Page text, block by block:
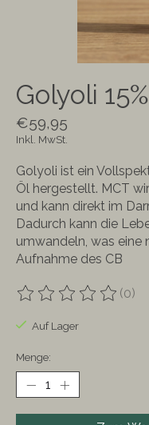
Golyoli
€59,95
Inkl. MwSt.
Golyoli ist ein
Öl hergestellt. MCT
und kann direkt im
Dadurch kann die
umwandeln, was eine
Aufnahme des CB
Die Bewertung dieses
(0)
Auf Lager
Menge: